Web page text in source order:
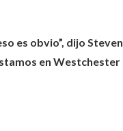
es obvio”, dijo Steven
en Westchester